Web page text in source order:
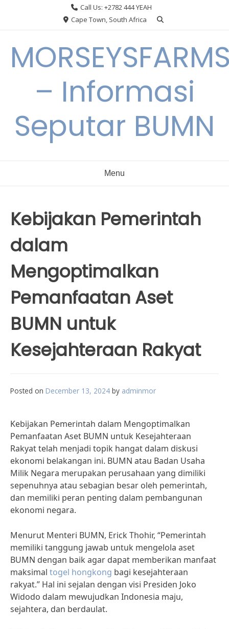
Call Us: +2782 444 YEAH
Cape Town, South Africa
– Informasi
Seputar BUMN
Menu
Kebijakan Pemerintah
dalam
Mengoptimalkan
Pemanfaatan Aset
BUMN untuk
Kesejahteraan Rakyat
Posted on December 13, 2024 by adminmor
Kebijakan Pemerintah dalam Mengoptimalkan
Pemanfaatan Aset BUMN untuk Kesejahteraan
Rakyat telah menjadi topik hangat dalam diskusi
ekonomi belakangan ini. BUMN atau Badan Usaha
Milik Negara merupakan perusahaan yang dimiliki
sepenuhnya atau sebagian besar oleh pemerintah,
dan memiliki peran penting dalam pembangunan
ekonomi negara.
Menurut Menteri BUMN, Erick Thohir, “Pemerintah
memiliki tanggung jawab untuk mengelola aset
BUMN dengan baik agar dapat memberikan manfaat
maksimal togel hongkong bagi kesejahteraan
rakyat.” Hal ini sejalan dengan visi Presiden Joko
Widodo dalam mewujudkan Indonesia maju,
sejahtera, dan berdaulat.